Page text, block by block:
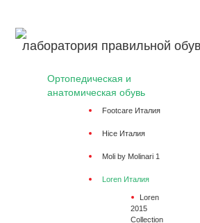
лаборатория правильной
Ортопедическая и
анатомическая обувь
Footcare Италия
Hice Италия
Moli by Molinari 1
Loren Италия
Loren
2015